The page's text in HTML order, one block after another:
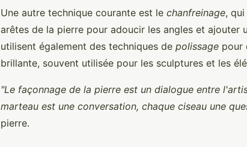
Une autre technique courante est le chanfreinage,
arêtes de la pierre pour adoucir les angles et ajouter
utilisent également des techniques de polissage pour
brillante, souvent utilisée pour les sculptures et les
"Le façonnage de la pierre est un dialogue entre
marteau est une conversation, chaque ciseau une
pierre.